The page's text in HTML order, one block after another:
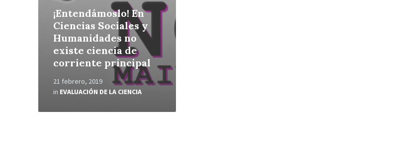
¡Entendámoslo! En
Ciencias Sociales y
Humanidades no
existe ciencia de
corriente principal
21 febrero, 2019
in EVALUACIÓN DE LA CIENCIA